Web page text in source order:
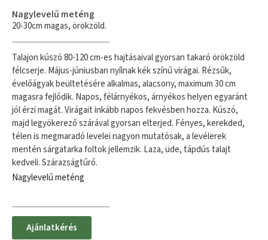
Nagylevelű meténg
20-30cm magas, örökzöld.
Talajon kúszó 80-120 cm-es hajtásaival gyorsan takaró örökzöld
félcserje. Május-júniusban nyílnak kék színű virágai. Rézsűk,
évelőágyak beültetésére alkalmas, alacsony, maximum 30 cm
magasra fejlődik. Napos, félárnyékos, árnyékos helyen egyaránt
jól érzi magát. Virágait inkább napos fekvésben hozza. Kúszó,
majd legyökerező szárával gyorsan elterjed. Fényes, kerekded,
télen is megmaradó levelei nagyon mutatósak, a levélerek
mentén sárgatarka foltok jellemzik. Laza, üde, tápdús talajt
kedveli. Szárazságtűrő.
Nagylevelű meténg
Ajánlatkérés